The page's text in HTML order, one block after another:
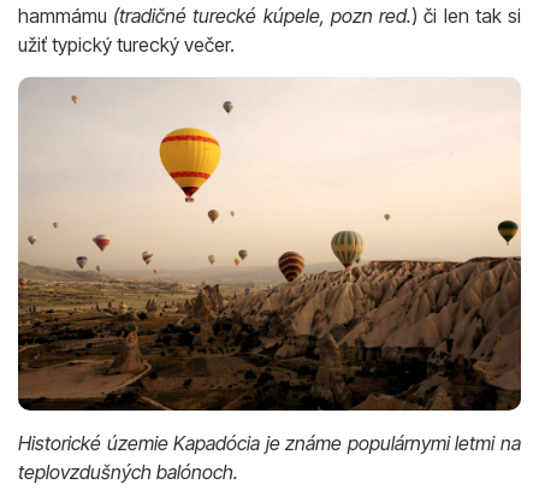
hammámu (tradičné turecké kúpele, pozn red.) či len tak si
užiť typický turecký večer.
Historické územie Kapadócia je známe populárnymi letmi na
teplovzdušných balónoch.